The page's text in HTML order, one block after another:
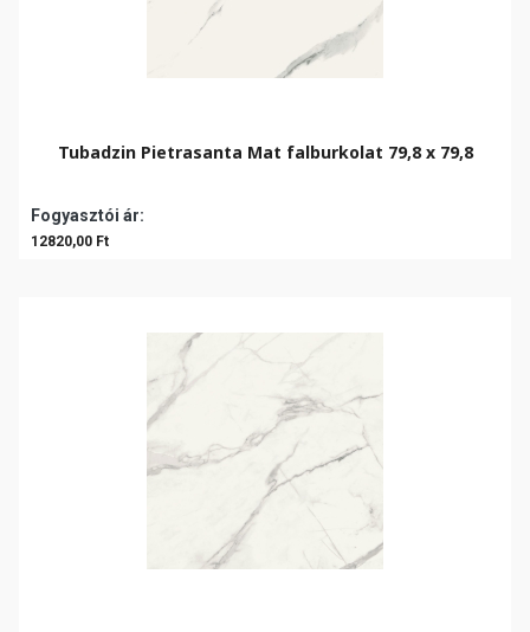
Tubadzin Pietrasanta Mat falburkolat 79,8 x 79,8
Fogyasztói ár:
12820,00 Ft